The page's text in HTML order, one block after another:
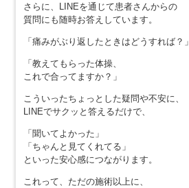
さらに、LINEを通じて患者さんからの
質問にも随時お答えしています。
「痛みがぶり返したときはどうすれば？」
「教えてもらった体操、
これで合ってますか？」
こういったちょっとした疑問や不安に、
LINEでサクッと答えるだけで、
「聞いてよかった」
「ちゃんと見てくれてる」
といった安心感につながります。
これって、ただの施術以上に、